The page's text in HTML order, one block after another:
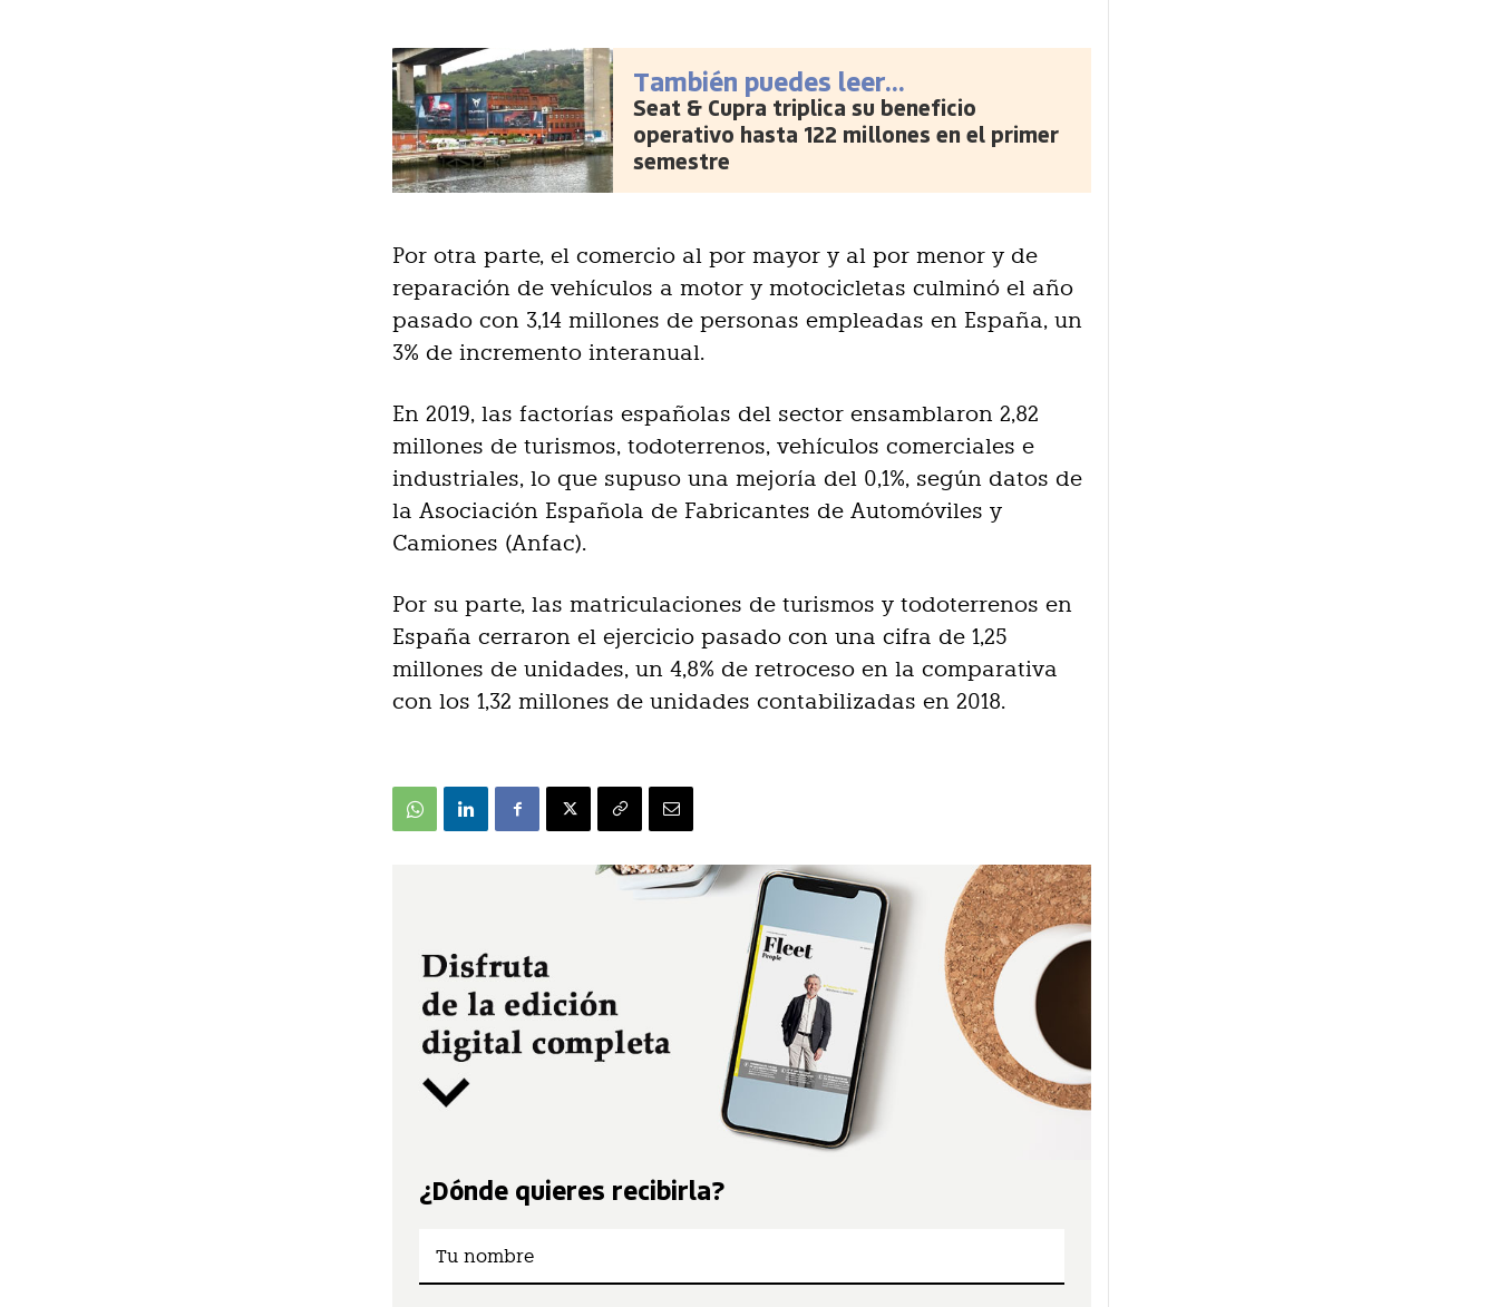
También puedes leer...
Seat & Cupra triplica su beneficio
operativo hasta 122 millones en el primer
semestre
Por otra parte, el comercio al por mayor y al por menor y de
reparación de vehículos a motor y motocicletas culminó el año
pasado con 3,14 millones de personas empleadas en España, un
3% de incremento interanual.
En 2019, las factorías españolas del sector ensamblaron 2,82
millones de turismos, todoterrenos, vehículos comerciales e
industriales, lo que supuso una mejoría del 0,1%, según datos de
la Asociación Española de Fabricantes de Automóviles y
Camiones (Anfac).
Por su parte, las matriculaciones de turismos y todoterrenos en
España cerraron el ejercicio pasado con una cifra de 1,25
millones de unidades, un 4,8% de retroceso en la comparativa
con los 1,32 millones de unidades contabilizadas en 2018.
¿Dónde quieres recibirla?